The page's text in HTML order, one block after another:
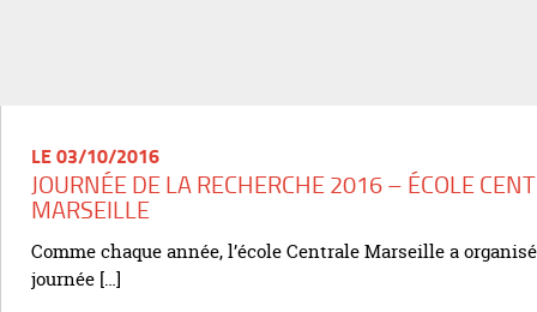
LE 03/10/2016
JOURNÉE DE LA RECHERCHE 2016 – ÉCOLE
MARSEILLE
Comme chaque année, l’école Centrale Marseille a
journée […]